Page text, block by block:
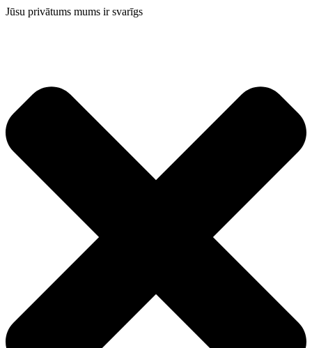
Jūsu privātums mums ir svarīgs